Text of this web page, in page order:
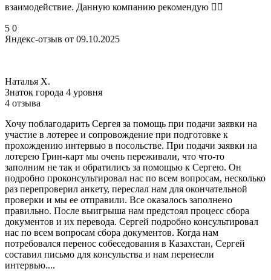
взаимодействие. Данную компанию рекомендую 👍🏻
5 0
Яндекс-отзыв от 09.10.2025
Наталья Х.
Знаток города 4 уровня
4 отзыва
Хочу поблагодарить Сергея за помощь при подачи заявки на
участие в лотерее и сопровождение при подготовке к
прохождению интервью в посольстве. При подачи заявки на
лотерею Грин-карт мы очень переживали, что что-то
заполним не так и обратились за помощью к Сергею. Он
подробно проконсультировал нас по всем вопросам, несколько
раз перепроверил анкету, переслал нам для окончательной
проверки и мы ее отправили. Все оказалось заполнено
правильно. После выигрыша нам предстоял процесс сбора
документов и их перевода. Сергей подробно консультировал
нас по всем вопросам сбора документов. Когда нам
потребовался перенос собеседования в Казахстан, Сергей
составил письмо для консульства и нам перенесли
интервью....